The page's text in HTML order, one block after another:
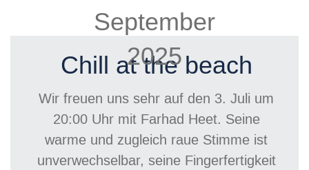
Chill at the beach
Wir freuen uns sehr auf den 3. Juli um
20:00 Uhr mit Farhad Heet. Seine
warme und zugleich raue Stimme ist
unverwechselbar, seine Fingerfertigkeit
September
2025